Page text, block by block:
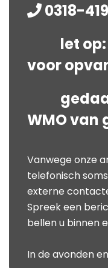
0318-
let op:
voor
gedaan
WMO van
Vanwege onze
telefonisch
externe
Spreek een
bellen u binnen
In de avonden